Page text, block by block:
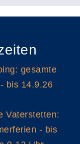
gesamte
bis 14.9.26
Vaterstetten:
- bis